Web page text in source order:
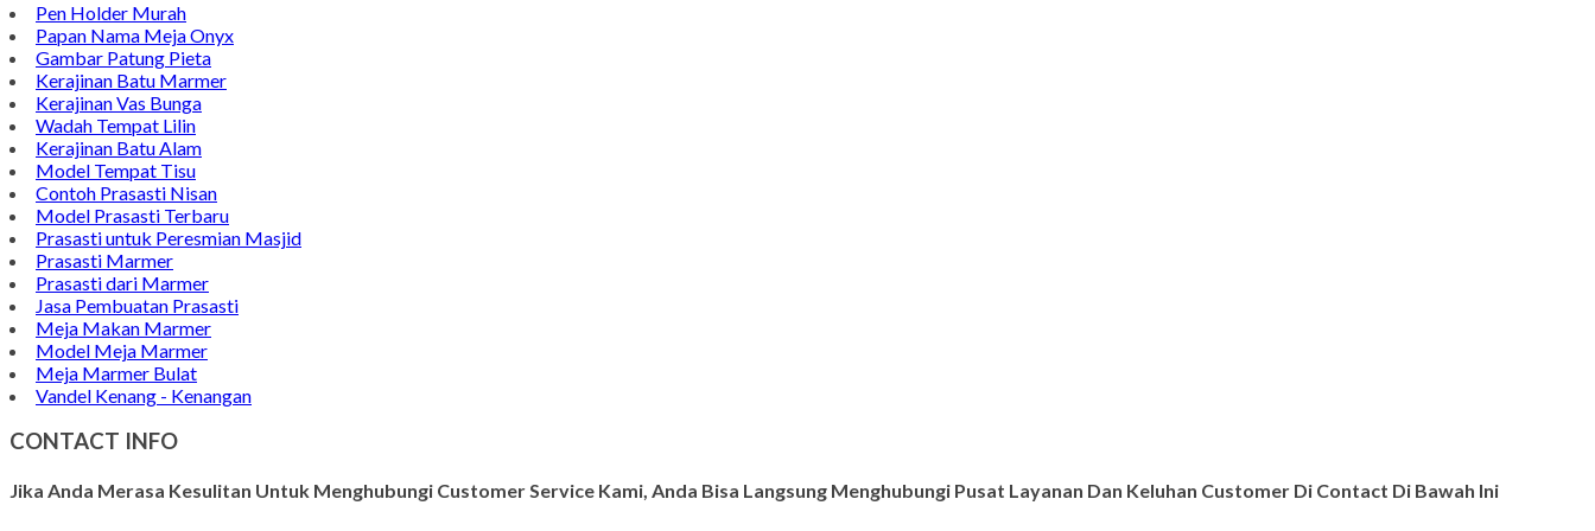
Pen Holder Murah
Papan Nama Meja Onyx
Gambar Patung Pieta
Kerajinan Batu Marmer
Kerajinan Vas Bunga
Wadah Tempat Lilin
Kerajinan Batu Alam
Model Tempat Tisu
Contoh Prasasti Nisan
Model Prasasti Terbaru
Prasasti untuk Peresmian Masjid
Prasasti Marmer
Prasasti dari Marmer
Jasa Pembuatan Prasasti
Meja Makan Marmer
Model Meja Marmer
Meja Marmer Bulat
Vandel Kenang - Kenangan
CONTACT INFO
Jika Anda Merasa Kesulitan Untuk Menghubungi Customer Service Kami, Anda Bisa Langsung Menghubungi Pusat Layanan Dan Keluhan Customer Di Contact Di Bawah Ini